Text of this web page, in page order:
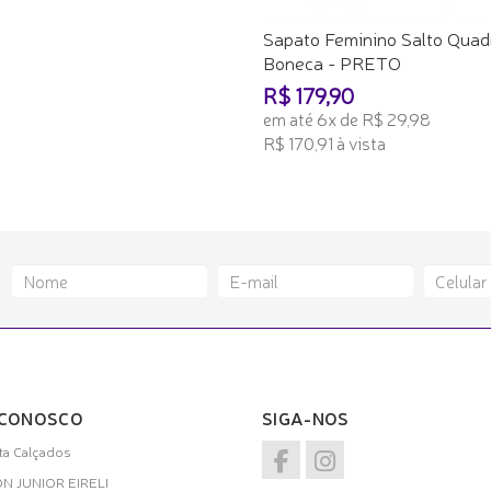
Sapato Feminino Salto
Boneca - PRETO
R$ 179,90
em até 6x de R$ 29,98
R$ 170,91 à vista
Calçados
JUNIOR EIRELI
SIGA-NOS